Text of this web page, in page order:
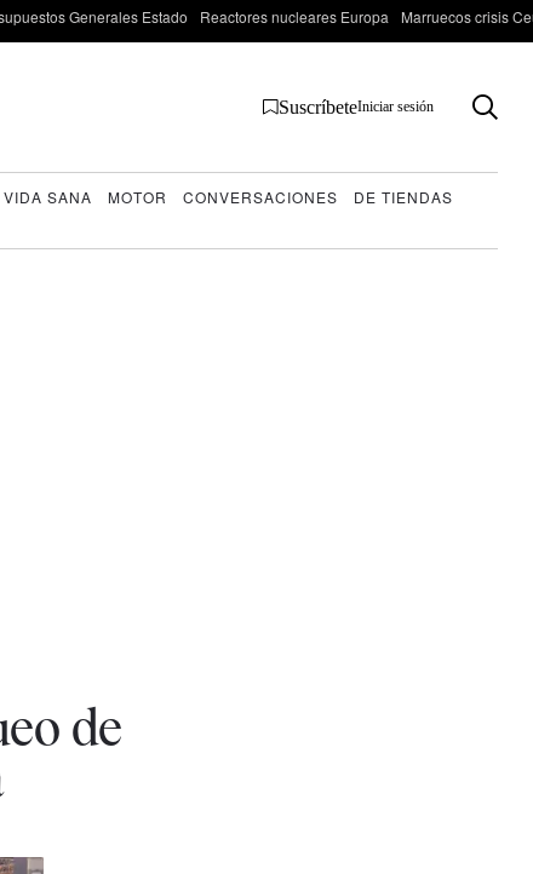
Generales Estado Reactores nucleares Europa Marruecos crisis
SuscríbeteIniciar sesión
VIDA SANA MOTOR CONVERSACIONES
DE TIENDAS
de